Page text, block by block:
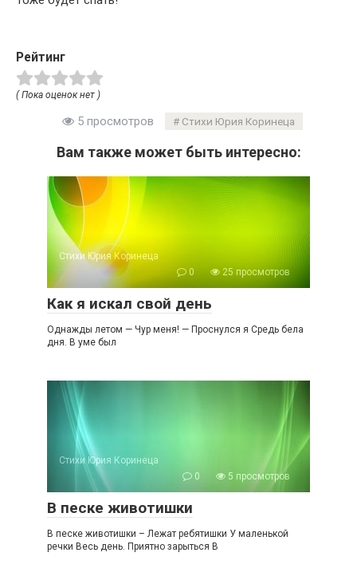
Рейтинг
( Пока оценок нет )
5 просмотров Стихи Юрия Коринеца
Вам также может быть интересно:
Стихи Юрия Коринеца
0
25 просмотров
Как я искал свой день
Однажды летом — Чур меня! — Проснулся я Средь бела
дня. В уме был
Стихи Юрия Коринеца
0
5 просмотров
В песке животишки
В песке животишки – Лежат ребятишки У маленькой
речки Весь день. Приятно зарыться В